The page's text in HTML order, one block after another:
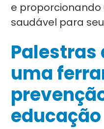
e
saudável para
Palestras
uma
educação